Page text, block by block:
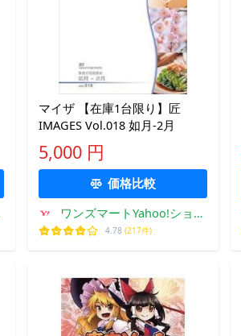
マイザ 【在庫1台限り】匠
IMAGES Vol.018 如月-2月
5,000 円
価格比較
ワンズマートYahoo!ショッ
ピング店
4.78 (217件)